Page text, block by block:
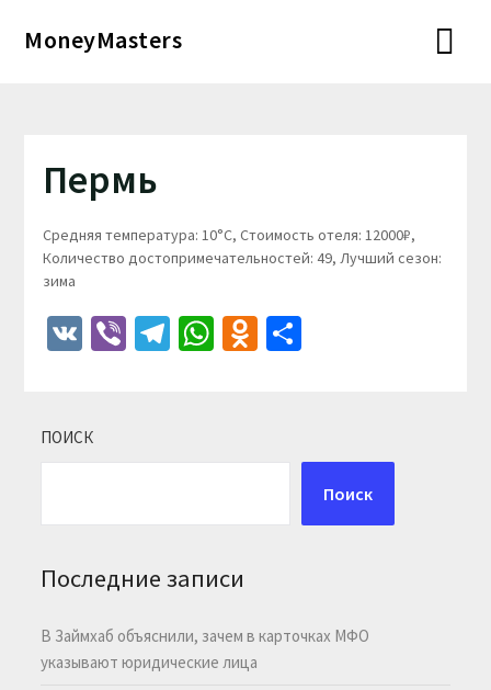
MoneyMasters
Пермь
Средняя температура: 10°C, Стоимость отеля: 12000₽,
Количество достопримечательностей: 49, Лучший сезон:
зима
VKViberTelegram
WhatsApp
Odnoklassniki
Отправить
ПОИСК
Поиск
Последние записи
В Займхаб объяснили, зачем в карточках МФО
указывают юридические лица